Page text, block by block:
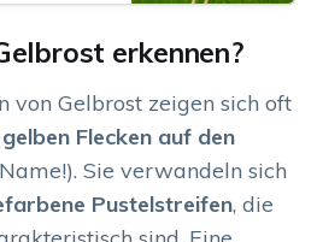
erkennen?
von Gelbrost zeigen sich oft
gelben Flecken auf den
Sie verwandeln sich
Pustelstreifen, die